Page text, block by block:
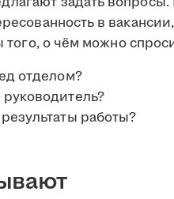
в
того, о чём можно
отделом?
работы?